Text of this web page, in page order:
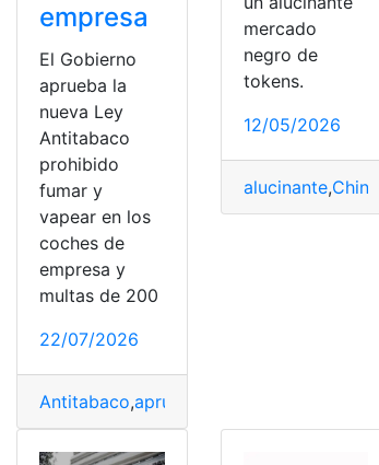
empresa
El Gobierno
aprueba la
nueva Ley
Antitabaco
prohibido
fumar y
vapear en los
coches de
empresa y
multas de 200
22/07/2026
Antitabaco,aprueba
mercado
negro de
tokens.
12/05/2026
alucinante,China